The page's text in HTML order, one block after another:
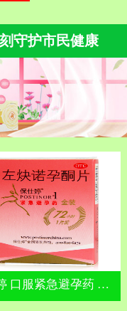
守护市民健康
保仕婷 口服紧急避孕药 左炔诺孕酮片